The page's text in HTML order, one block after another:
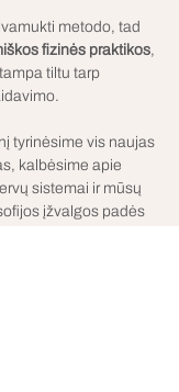
metodo, tad
fizinės praktikos,
tiltu tarp
tyrinėsime vis naujas
kalbėsime apie
sistemai ir mūsų
įžvalgos padės